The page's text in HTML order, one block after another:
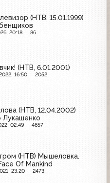
(НТВ, 15.01.1999)
20:18 86
(НТВ, 6.01.2001)
16:50 2052
(НТВ, 12.04.2002)
Лукашенко
02:49 4657
(НТВ) Мышеловка.
Of Mankind
23:20 2473